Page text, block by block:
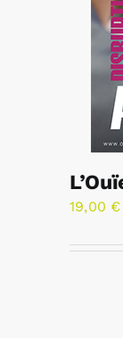
19,00 €